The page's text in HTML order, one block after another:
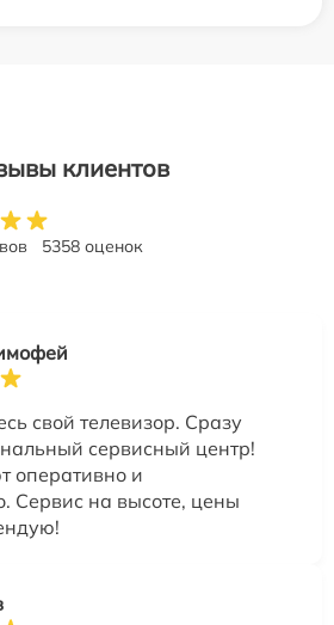
клиентов
5358 оценок
свой телевизор. Сразу
сервисный центр!
оперативно и
Сервис на высоте, цены